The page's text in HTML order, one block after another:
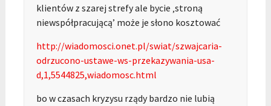
klientów z szarej strefy ale bycie ‚stroną
niewspółpracującą’ może je słono kosztować
http://wiadomosci.onet.pl/swiat/szwajcaria-
odrzucono-ustawe-ws-przekazywania-usa-
d,1,5544825,wiadomosc.html
bo w czasach kryzysu rządy bardzo nie lubią